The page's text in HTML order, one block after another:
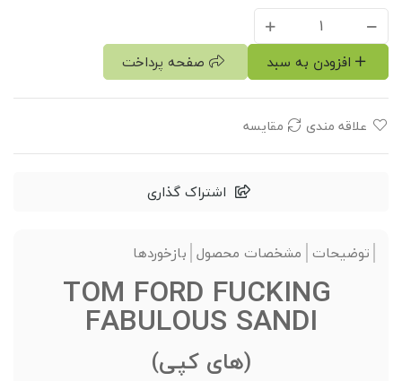
افزودن به سبد صفحه پرداخت
علاقه مندی مقایسه
اشتراک گذاری
توضیحات مشخصات محصول بازخوردها
TOM FORD FUCKING
FABULOUS SANDI
(های کپی)